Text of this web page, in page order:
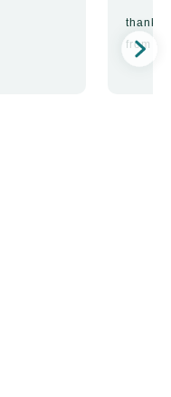
thank
from /v/